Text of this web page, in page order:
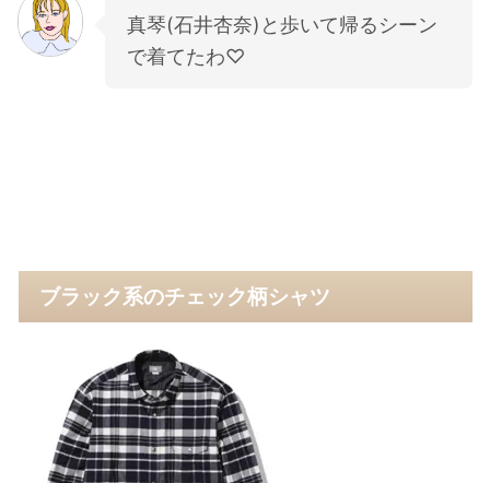
真琴(石井杏奈)と歩いて帰るシーン
で着てたわ♡
ブラック系のチェック柄シャツ